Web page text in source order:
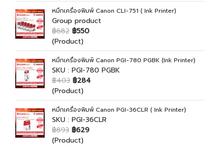
หมึกเครื่องพิมพ์ Canon CLI-751 ( Ink Printer)
Group product
฿682 ฿550
(Product)
หมึกเครื่องพิมพ์ Canon PGI-780 PGBK (Ink Printer)
SKU : PGI-780 PGBK
฿403 ฿284
(Product)
หมึกเครื่องพิมพ์ Canon PGI-36CLR ( Ink Printer)
SKU : PGI-36CLR
฿893 ฿629
(Product)